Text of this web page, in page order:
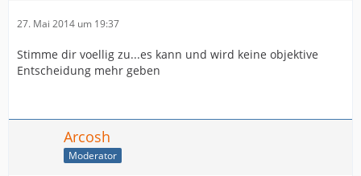
27. Mai 2014 um 19:37
Stimme dir voellig zu...es kann und wird keine objektive
Entscheidung mehr geben
Arcosh
Moderator